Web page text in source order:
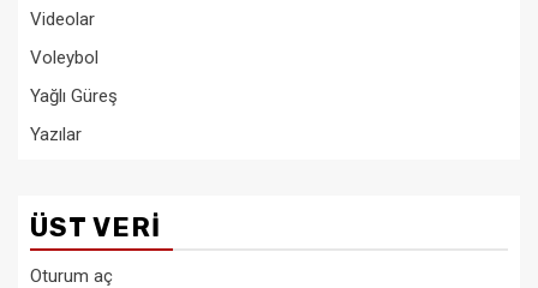
Videolar
Voleybol
Yağlı Güreş
Yazılar
ÜST VERI
Oturum aç